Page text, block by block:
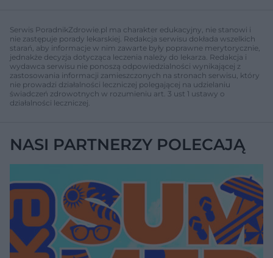
Serwis PoradnikZdrowie.pl ma charakter edukacyjny, nie stanowi i
nie zastępuje porady lekarskiej. Redakcja serwisu dokłada wszelkich
starań, aby informacje w nim zawarte były poprawne merytorycznie,
jednakże decyzja dotycząca leczenia należy do lekarza. Redakcja i
wydawca serwisu nie ponoszą odpowiedzialności wynikającej z
zastosowania informacji zamieszczonych na stronach serwisu, który
nie prowadzi działalności leczniczej polegającej na udzielaniu
świadczeń zdrowotnych w rozumieniu art. 3 ust 1 ustawy o
działalności leczniczej.
NASI PARTNERZY POLECAJĄ